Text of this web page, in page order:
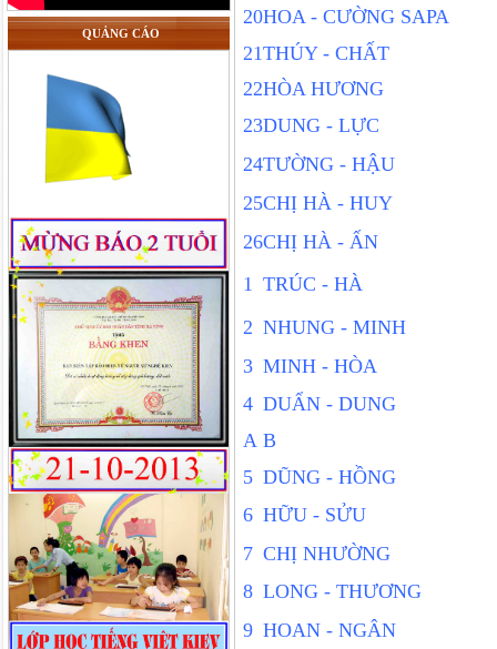
QUẢNG CÁO
20HOA - CƯỜNG SAPA
21THÚY - CHẤT
22HÒA HƯƠNG
23DUNG - LỰC
24TƯỜNG - HẬU
25CHỊ HÀ - HUY
26CHỊ HÀ - ẤN
1 TRÚC - HÀ
2 NHUNG - MINH
3 MINH - HÒA
4 DUẨN - DUNG
A B
5 DŨNG - HỒNG
6 HỮU - SỬU
7 CHỊ NHƯỜNG
8 LONG - THƯƠNG
9 HOAN - NGÂN